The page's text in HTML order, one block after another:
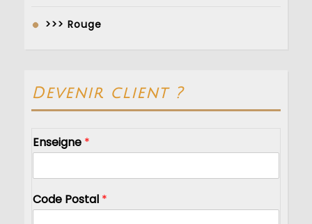
>>> Rouge
Devenir client ?
Enseigne *
Code Postal *